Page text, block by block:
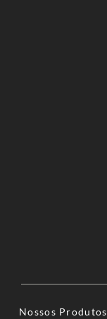
Nossos Produtos